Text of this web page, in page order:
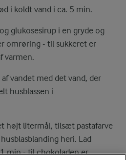
i koldt vand i ca. 5 min.
glukosesirup i en gryde og
omrøring - til sukkeret er
varmen.
vandet med det vand, der
husblassen i
højt litermål, tilsæt pastafarve
heri. Lad
min - til chokoladen er